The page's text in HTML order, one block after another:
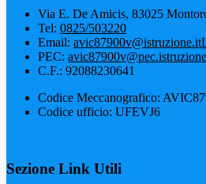
Via E. De Amicis, 83025
Tel: 0825/503220
Email: avic87900v@istruzione.it
PEC:
C.F.: 92088230641
Codice Meccanografico:
Codice ufficio: UFEVJ6
Sezione Link Utili